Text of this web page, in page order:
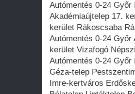
Autómentés 0-24 Győr
Akadémiaújtelep 17.
kerület Rákoscsaba
Autómentés 0-24
kerület Vizafogó
Autómentés 0-24
Géza-telep
Imre-kertváros